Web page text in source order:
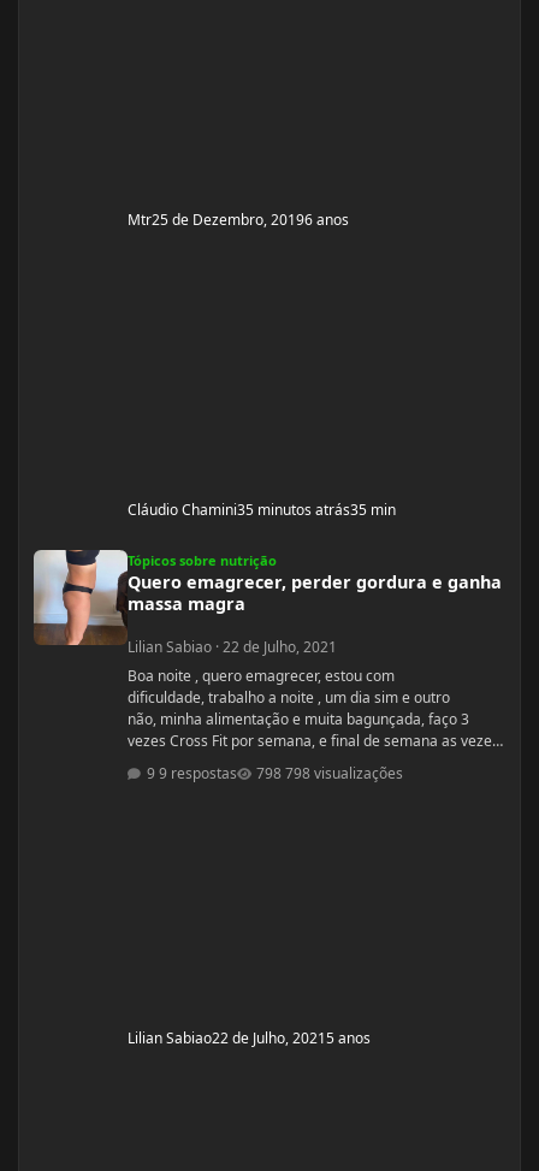
Mtr25 de Dezembro, 20196 anos
Cláudio Chamini35 minutos atrás35 min
Tópicos sobre nutrição
Quero emagrecer, perder gordura e ganha
massa magra
Lilian Sabiao ·22 de Julho, 2021
Boa noite , quero emagrecer, estou com
dificuldade, trabalho a noite , um dia sim e outro
não, minha alimentação e muita bagunçada, faço 3
vezes Cross Fit por semana, e final de semana as vezes
faço caminhada, precisava de algumas dicas. Idade: 50
Altura: 1,60 Peso:66 Medicações em uso
9 respostas 798 visualizações
Lilian Sabiao22 de Julho, 20215 anos